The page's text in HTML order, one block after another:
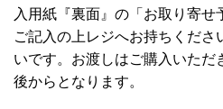
入用紙『裏面』の「お取り寄せ
ご記入の上レジへお持ちくださ
いです。お渡しはご購入いただ
後からとなります。